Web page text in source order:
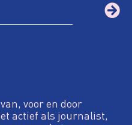
voor en door
actief als journalist,